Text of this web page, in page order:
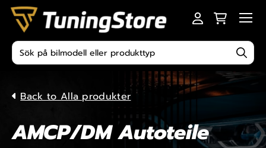
Skip to content
Produktsökning
Back to Alla produkter
AMCP/DM Autoteile